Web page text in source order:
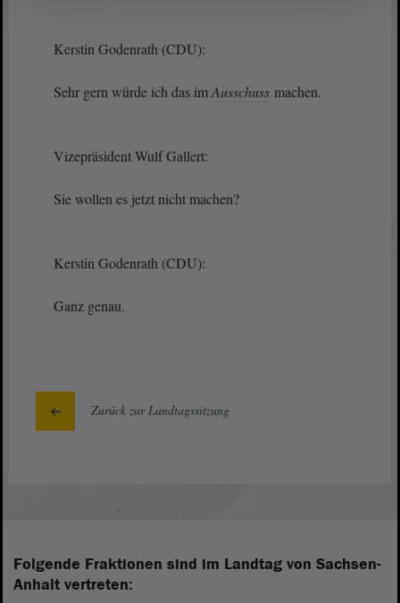
Kerstin Godenrath (CDU):
Sehr gern würde ich das imAusschuss machen.
Vizepräsident Wulf Gallert:
Sie wollen es jetzt nicht machen?
Kerstin Godenrath (CDU):
Ganz genau.
Zurück zur Landtagssitzung
Folgende Fraktionen sind im Landtag von Sachsen-
Anhalt vertreten: